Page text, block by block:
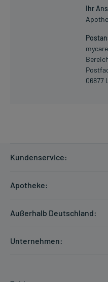
Ihr
06877
Kundenservice:
Zahlungsarten
Hilfe
Apotheke:
Außerhalb Deutschland:
Unternehmen: